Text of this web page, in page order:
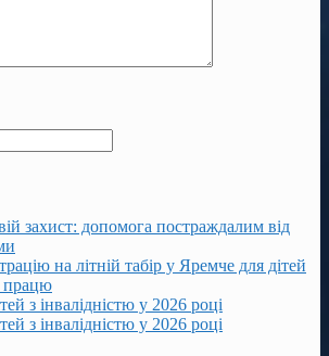
захист: допомога постраждалим від
на літній табір у Яремче для дітей
працю
з інвалідністю у 2026 році
з інвалідністю у 2026 році